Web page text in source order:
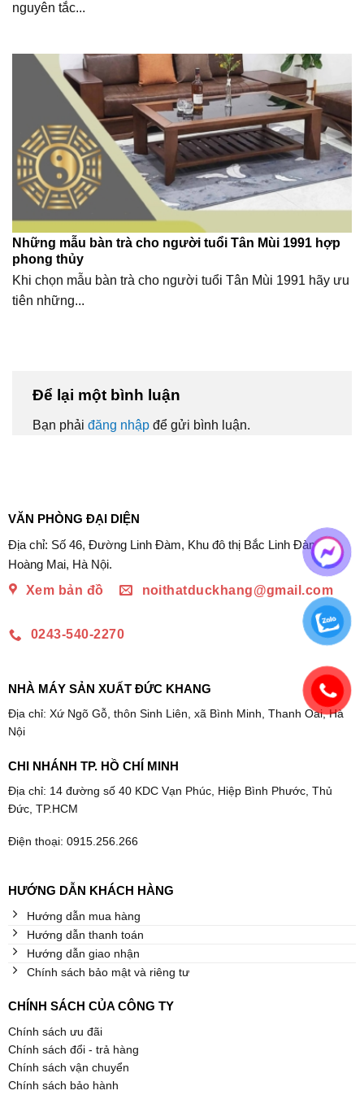
nguyên tắc...
Những mẫu bàn trà cho người tuổi Tân Mùi 1991 hợp
phong thủy
Khi chọn mẫu bàn trà cho người tuổi Tân Mùi 1991 hãy ưu
tiên những...
Để lại một bình luận
Bạn phải đăng nhập để gửi bình luận.
VĂN PHÒNG ĐẠI DIỆN
Địa chỉ: Số 46, Đường Linh Đàm, Khu đô thị Bắc Linh Đàm,
Hoàng Mai, Hà Nội.
Xem bản đồ
noithatduckhang@gmail.com
0243-540-2270
NHÀ MÁY SẢN XUẤT ĐỨC KHANG
Địa chỉ: Xứ Ngõ Gỗ, thôn Sinh Liên, xã Bình Minh, Thanh Oai, Hà
Nội
CHI NHÁNH TP. HỒ CHÍ MINH
Địa chỉ: 14 đường số 40 KDC Vạn Phúc, Hiệp Bình Phước, Thủ
Đức, TP.HCM
Điện thoại: 0915.256.266
HƯỚNG DẪN KHÁCH HÀNG
Hướng dẫn mua hàng
Hướng dẫn thanh toán
Hướng dẫn giao nhận
Chính sách bảo mật và riêng tư
CHÍNH SÁCH CỦA CÔNG TY
Chính sách ưu đãi
Chính sách đổi - trả hàng
Chính sách vận chuyển
Chính sách bảo hành